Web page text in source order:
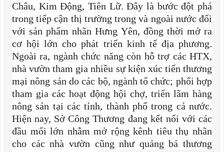
Châu, Kim Động, Tiên Lữ. Đây là bước đột phá
trong tiếp cận thị trường trong và ngoài nước đối
với sản phẩm nhãn Hưng Yên, đồng thời mở ra
cơ hội lớn cho phát triển kinh tế địa phương.
Ngoài ra, ngành chức năng còn hỗ trợ các HTX,
nhà vườn tham gia nhiều sự kiện xúc tiến thương
mại nông sản do các bộ, ngành tổ chức; phối hợp
tham gia các hoạt động hội chợ, triển lãm hàng
nông sản tại các tỉnh, thành phố trong cả nước.
Hiện nay, Sở Công Thương đang kết nối với các
đầu mối lớn nhằm mở rộng kênh tiêu thụ nhãn
cho các nhà vườn cũng như quảng bá thương